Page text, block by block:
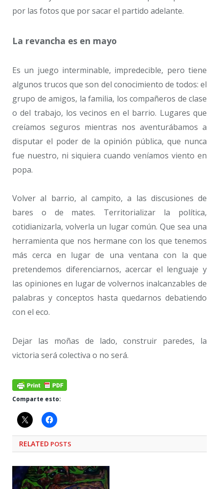
por las fotos que por sacar el partido adelante.
La revancha es en mayo
Es un juego interminable, impredecible, pero tiene
algunos trucos que son del conocimiento de todos: el
grupo de amigos, la familia, los compañeros de clase
o del trabajo, los vecinos en el barrio. Lugares que
creíamos seguros mientras nos aventurábamos a
disputar el poder de la opinión pública, que nunca
fue nuestro, ni siquiera cuando veníamos viento en
popa.
Volver al barrio, al campito, a las discusiones de
bares o de mates. Territorializar la política,
cotidianizarla, volverla un lugar común. Que sea una
herramienta que nos hermane con los que tenemos
más cerca en lugar de una ventana con la que
pretendemos diferenciarnos, acercar el lenguaje y
las opiniones en lugar de volvernos inalcanzables de
palabras y conceptos hasta quedarnos debatiendo
con el eco.
Dejar las moñas de lado, construir paredes, la
victoria será colectiva o no será.
Comparte esto:
RELATED POSTS